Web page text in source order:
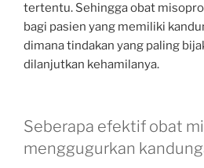
tertentu. Sehingga obat
bagi pasien yang memiliki
dimana tindakan yang paling
dilanjutkan kehamilanya.
Seberapa efektif obat
menggugurkan